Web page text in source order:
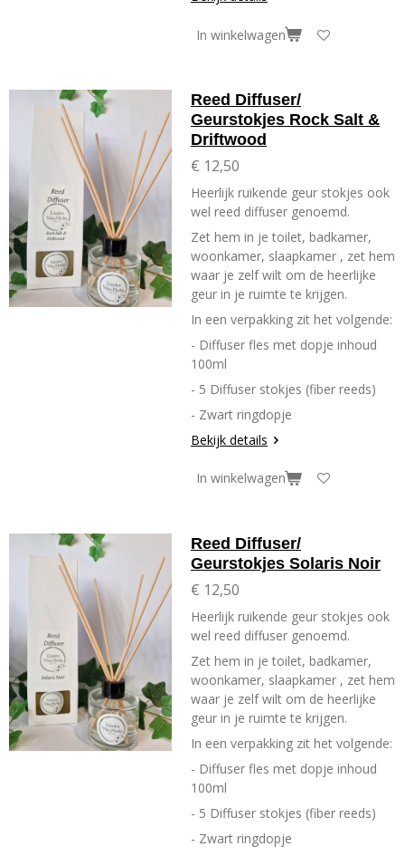
In winkelwagen
Reed Diffuser/
Geurstokjes Rock Salt &
Driftwood
€ 12,50
Heerlijk ruikende geur stokjes ook
wel reed diffuser genoemd.
Zet hem in je toilet, badkamer,
woonkamer, slaapkamer , zet hem
waar je zelf wilt om de heerlijke
geur in je ruimte te krijgen.
In een verpakking zit het volgende:
- Diffuser fles met dopje inhoud
100ml
- 5 Diffuser stokjes (fiber reeds)
- Zwart ringdopje
Bekijk details
In winkelwagen
Reed Diffuser/
Geurstokjes Solaris Noir
€ 12,50
Heerlijk ruikende geur stokjes ook
wel reed diffuser genoemd.
Zet hem in je toilet, badkamer,
woonkamer, slaapkamer , zet hem
waar je zelf wilt om de heerlijke
geur in je ruimte te krijgen.
In een verpakking zit het volgende:
- Diffuser fles met dopje inhoud
100ml
- 5 Diffuser stokjes (fiber reeds)
- Zwart ringdopje